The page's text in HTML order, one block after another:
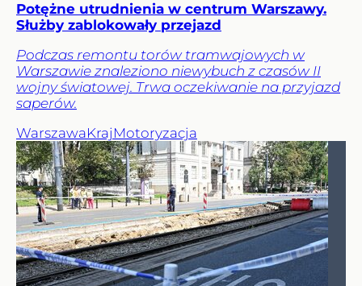
Potężne utrudnienia w centrum Warszawy.
Służby zablokowały przejazd
Podczas remontu torów tramwajowych w
Warszawie znaleziono niewybuch z czasów II
wojny światowej. Trwa oczekiwanie na przyjazd
saperów.
WarszawaKraj Motoryzacja